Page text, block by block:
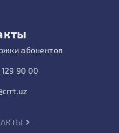
абонентов
90 00